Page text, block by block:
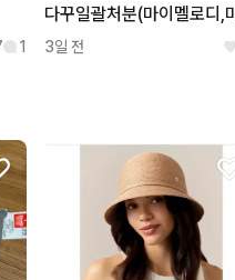
1 3일 전